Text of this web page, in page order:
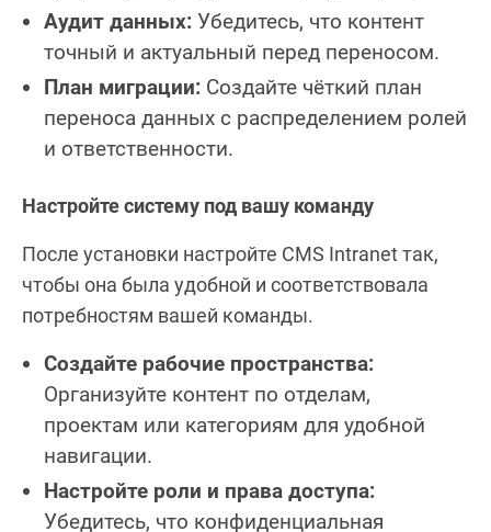
Аудит данных: Убедитесь, что контент
точный и актуальный перед переносом.
План миграции: Создайте чёткий план
переноса данных с распределением ролей
и ответственности.
Настройте систему под вашу команду
После установки настройте CMS Intranet так,
чтобы она была удобной и соответствовала
потребностям вашей команды.
Создайте рабочие пространства:
Организуйте контент по отделам,
проектам или категориям для удобной
навигации.
Настройте роли и права доступа:
Убедитесь, что конфиденциальная